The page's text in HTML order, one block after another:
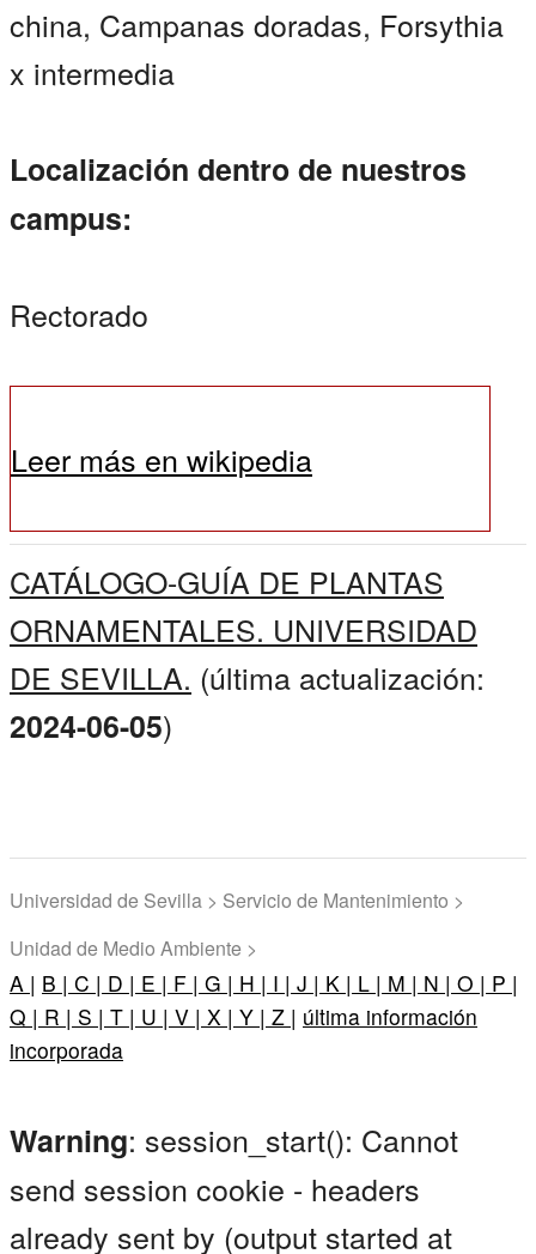
china, Campanas doradas, Forsythia
x intermedia
Localización dentro de nuestros
campus:
Rectorado
Leer más en wikipedia
CATÁLOGO-GUÍA DE PLANTAS
ORNAMENTALES. UNIVERSIDAD
DE SEVILLA. (última actualización:
2024-06-05)
Universidad de Sevilla > Servicio de Mantenimiento >
Unidad de Medio Ambiente >
A | B | C | D | E | F | G | H | I | J | K | L | M | N | O | P |
Q | R | S | T | U | V | X | Y | Z | última información
incorporada
Warning: session_start(): Cannot
send session cookie - headers
already sent by (output started at